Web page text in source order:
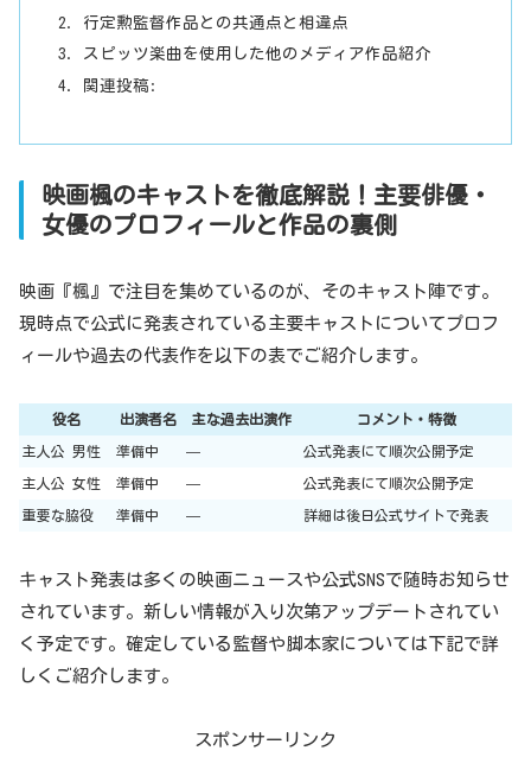
行定勲監督作品との共通点と相違点
スピッツ楽曲を使用した他のメディア作品紹介
関連投稿:
映画楓のキャストを徹底解説！主要俳優・
女優のプロフィールと作品の裏側
映画『楓』で注目を集めているのが、そのキャスト陣です。
現時点で公式に発表されている主要キャストについてプロフ
ィールや過去の代表作を以下の表でご紹介します。
役名 出演者名 主な過去出演作 コメント・特徴
主人公 男性 準備中 — 公式発表にて順次公開予定
主人公 女性 準備中 — 公式発表にて順次公開予定
重要な脇役 準備中 — 詳細は後日公式サイトで発表
キャスト発表は多くの映画ニュースや公式SNSで随時お知らせ
されています。新しい情報が入り次第アップデートされてい
く予定です。確定している監督や脚本家については下記で詳
しくご紹介します。
スポンサーリンク